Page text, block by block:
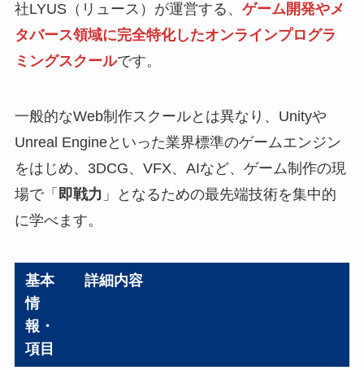
社LYUS（リュース）が運営する、 ゲーム開発やメ
タバース領域に完全特化したオンラインプログラ
ミングスクールです。
一般的なWeb制作スクールとは異なり、Unityや
Unreal Engineといった業界標準のゲームエンジン
をはじめ、3DCG、VFX、AIなど、ゲーム制作の現
場で「 即戦力 」となるための最先端技術を集中的
に学べます。
基本
情
報・
項目
詳細内容